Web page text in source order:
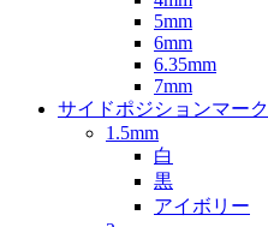
5mm
6mm
6.35mm
7mm
サイドポジションマーク
1.5mm
白
黒
アイボリー